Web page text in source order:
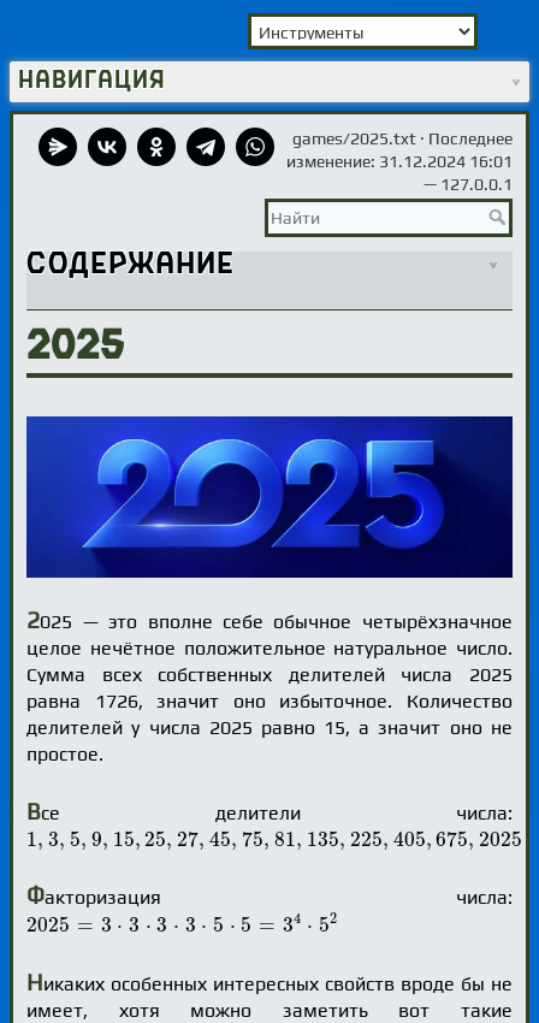
Навигация
games/2025.txt· Последнее
изменение: 31.12.2024 16:01
— 127.0.0.1
Содержание
2025
2025 — это вполне себе обычное четырёхзначное
целое нечётное положительное натуральное число.
Сумма всех собственных делителей числа 2025
равна 1726, значит оно избыточное. Количество
делителей у числа 2025 равно 15, а значит оно не
простое.
Все делители числа:
1, 3, 5, 9, 15, 25, 27, 45, 75, 81, 135, 225, 405, 675, 2025
1 3, 5,9 ,15, 25,27 ,45 75 81 135 ,225 405 675 2025
Факторизация числа:
2025 = 3 ⋅ 3 ⋅ 3 ⋅ 3 ⋅ 5 ⋅ 5 = 34 ⋅ 52
2025 3 ⋅3 3⋅ ⋅5 5= 4 2
Никаких особенных интересных свойств вроде бы не
имеет, хотя можно заметить вот такие